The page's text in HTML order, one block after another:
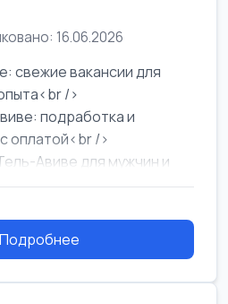
16.06.2026
свежие вакансии для
/>
подработка и
оплатой<br />
Авиве для мужчин и
Подробнее